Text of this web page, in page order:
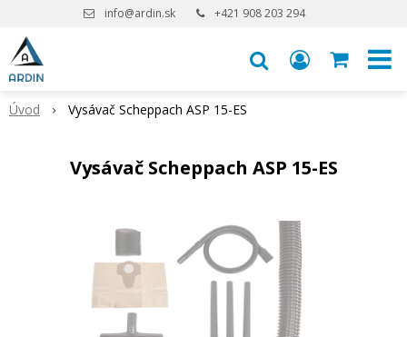
info@ardin.sk +421 908 203 294
Úvod Vysávač Scheppach ASP 15-ES
Vysávač Scheppach ASP 15-ES